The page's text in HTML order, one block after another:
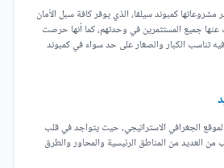
كمبوند سيلفا، الذي يوفر كافة سبل الأمان
جميع المستثمرين في وحدتهم، كما أنها حرصت
تناسب الكبار والصغار على حد سواء في كمبوند
الجغرافي الاستراتيجي، حيث يتواجد في قلب
من العديد من المناطق الرئيسية والمحاور والطرق